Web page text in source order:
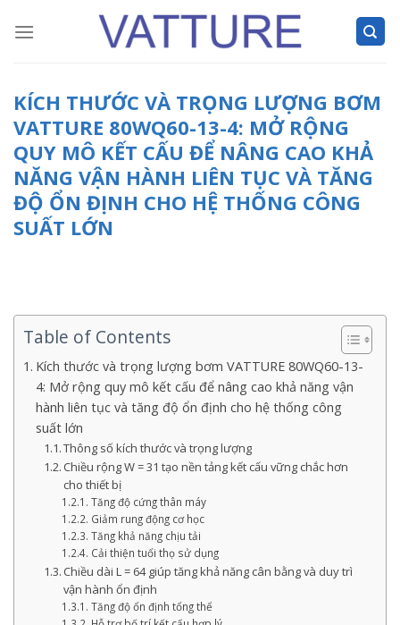
KÍCH THƯỚC VÀ TRỌNG LƯỢNG BƠM
VATTURE 80WQ60-13-4: MỞ RỘNG
QUY MÔ KẾT CẤU ĐỂ NÂNG CAO KHẢ
NĂNG VẬN HÀNH LIÊN TỤC VÀ TĂNG
ĐỘ ỔN ĐỊNH CHO HỆ THỐNG CÔNG
SUẤT LỚN
Table of Contents
Kích thước và trọng lượng bơm VATTURE 80WQ60-13-
4: Mở rộng quy mô kết cấu để nâng cao khả năng vận
hành liên tục và tăng độ ổn định cho hệ thống công
suất lớn
Thông số kích thước và trọng lượng
Chiều rộng W = 31 tạo nền tảng kết cấu vững chắc hơn
cho thiết bị
Tăng độ cứng thân máy
Giảm rung động cơ học
Tăng khả năng chịu tải
Cải thiện tuổi thọ sử dụng
Chiều dài L = 64 giúp tăng khả năng cân bằng và duy trì
vận hành ổn định
Tăng độ ổn định tổng thể